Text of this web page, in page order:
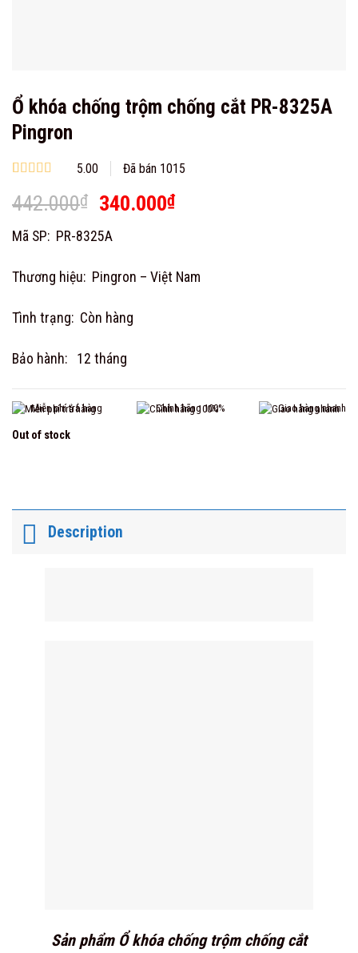
Ổ khóa chống trộm chống cắt PR-8325A
Pingron
out of 5
based on
rating
5.00 Đã bán 1015
442.000₫
Original
was:
442.000₫.
340.000₫Current
340.000₫.
Mã SP: PR-8325A
Thương hiệu: Pingron – Việt Nam
Tình trạng: Còn hàng
Bảo hành: 12 tháng
Miễn phí trả hàng Chính hãng 100% Giao hàng nhanh
Out of stock
Description
Sản phẩm Ổ khóa chống trộm chống cắt